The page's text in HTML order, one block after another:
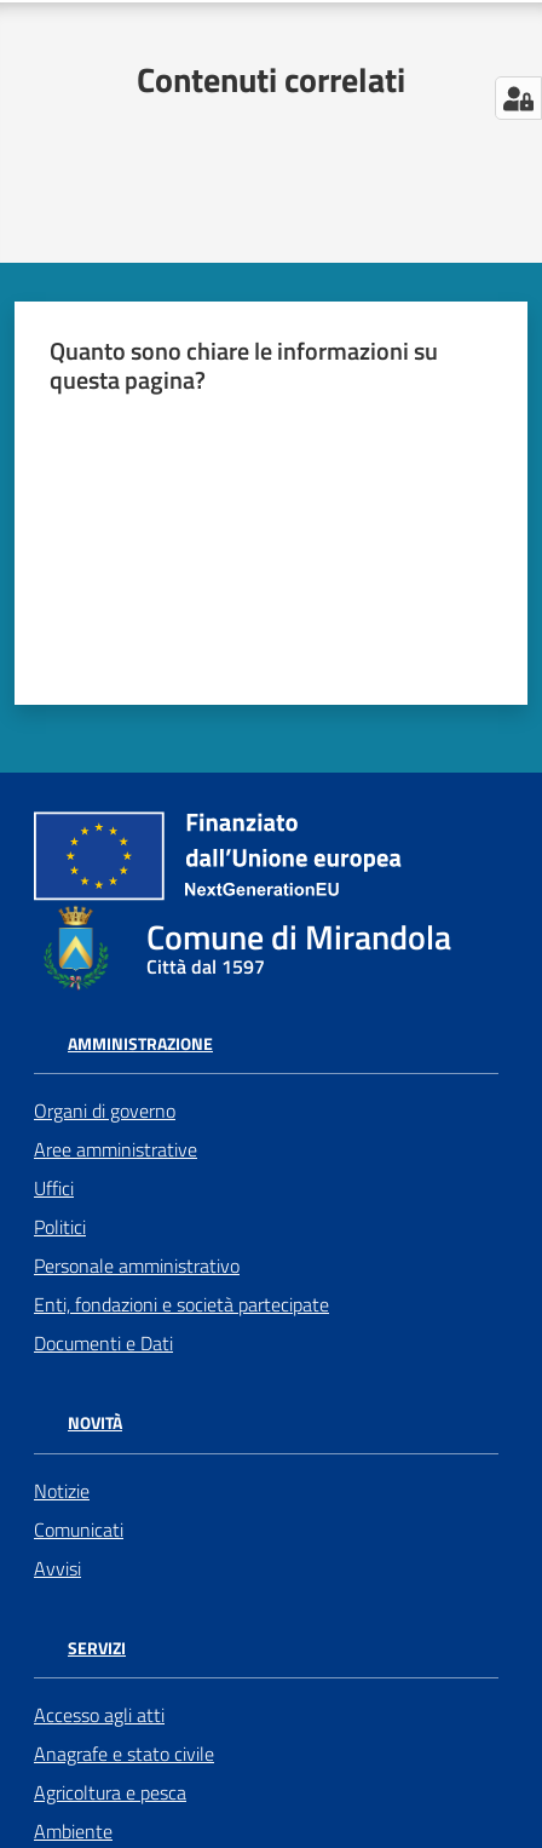
Contenuti correlati
Quanto sono chiare le informazioni su
questa pagina?
Comune di Mirandola
Città dal 1597
AMMINISTRAZIONE
Organi di governo
Aree amministrative
Uffici
Politici
Personale amministrativo
Enti, fondazioni e società partecipate
Documenti e Dati
NOVITÀ
Notizie
Comunicati
Avvisi
SERVIZI
Accesso agli atti
Anagrafe e stato civile
Agricoltura e pesca
Ambiente